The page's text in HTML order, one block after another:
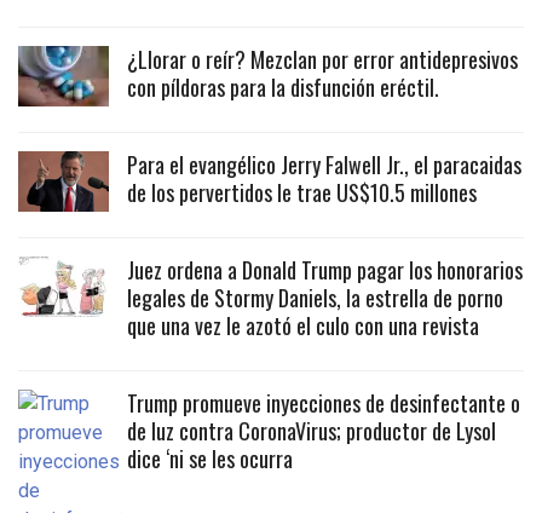
¿Llorar o reír? Mezclan por error antidepresivos
con píldoras para la disfunción eréctil.
Para el evangélico Jerry Falwell Jr., el paracaidas
de los pervertidos le trae US$10.5 millones
Juez ordena a Donald Trump pagar los honorarios
legales de Stormy Daniels, la estrella de porno
que una vez le azotó el culo con una revista
Trump promueve inyecciones de desinfectante o
de luz contra CoronaVirus; productor de Lysol
dice ‘ni se les ocurra